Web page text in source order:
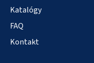
Katalógy
FAQ
Kontakt